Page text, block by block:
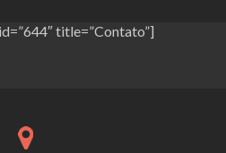
title=”Contato”]